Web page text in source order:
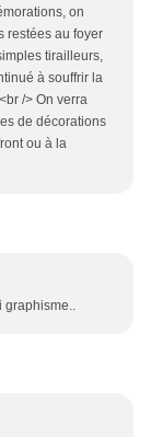
on
restées au foyer
tirailleurs,
à souffrir la
/> On verra
de décorations
ou à la
graphisme..